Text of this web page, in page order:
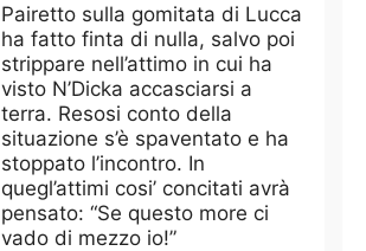
Pairetto sulla gomitata di Lucca
ha fatto finta di nulla, salvo poi
strippare nell’attimo in cui ha
visto N’Dicka accasciarsi a
terra. Resosi conto della
situazione s’è spaventato e ha
stoppato l’incontro. In
quegl’attimi cosi’ concitati avrà
pensato: “Se questo more ci
vado di mezzo io!”